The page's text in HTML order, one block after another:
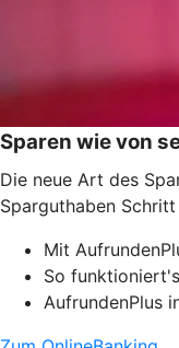
Sparen wie von
Die neue Art des
Sparguthaben
Mit
So funktioniert's
AufrundenPlus